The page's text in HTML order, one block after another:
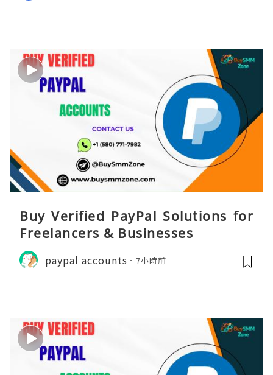
Buy Verified PayPal Solutions for
Freelancers & Businesses
paypal accounts 7小時前